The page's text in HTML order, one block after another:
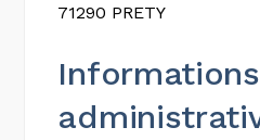
71290 PRETY
Informations